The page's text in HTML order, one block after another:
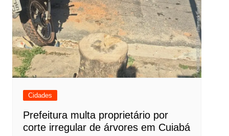
Cidades
Prefeitura multa proprietário por
corte irregular de árvores em Cuiabá